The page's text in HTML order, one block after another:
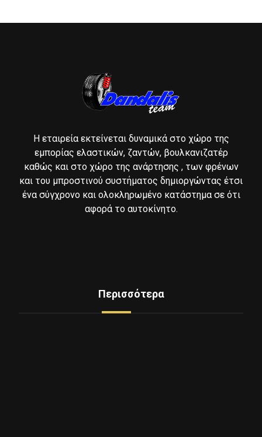
Η εταιρεία εκτείνεται δυναμικά στο χώρο της
εμπορίας ελαστικών, ζαντών, βουλκανιζατέρ
καθώς και στο χώρο της ανάρτησης , των φρένων
και του μπροστινού συστήματος δημιοργώντας έτσι
ένα σύγχρονο και ολοκληρωμένο κατάστημα σε ότι
αφορά το αυτοκίνητο.
Περισσότερα